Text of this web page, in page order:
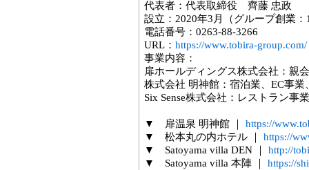
代表者：代表取締役 齊藤 忠政
設立：2020年3月（グループ創業：
電話番号：0263-88-3266
URL： https://www.tobira-group.com/
事業内容：
扉ホールディングス株式会社：親
株式会社 明神館：宿泊業、EC事
Six Sense株式会社：レストラン事業
▼ 扉温泉 明神館 ｜ https://
▼ 松本丸の内ホテル ｜ https://
▼ Satoyama villa DEN ｜ http://
▼ Satoyama villa 本陣 ｜ https://